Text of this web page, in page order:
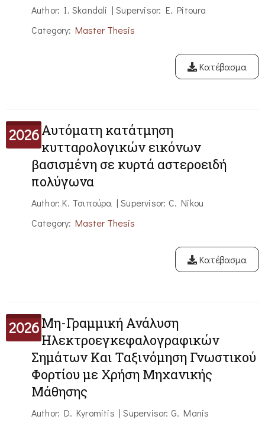
Author: I. Skandali | Supervisor: E. Pitoura
Category: Master Thesis
Κατέβασμα
2026Αυτόματη κατάτμηση
κυτταρολογικών εικόνων
βασισμένη σε κυρτά αστεροειδή
πολύγωνα
Author: Κ. Τσιπούρα | Supervisor: C. Nikou
Category: Master Thesis
Κατέβασμα
2026Μη-Γραμμική Ανάλυση
Ηλεκτροεγκεφαλογραφικών
Σημάτων Και Ταξινόμηση Γνωστικού
Φορτίου με Χρήση Μηχανικής
Μάθησης
Author: D. Kyromitis | Supervisor: G. Manis